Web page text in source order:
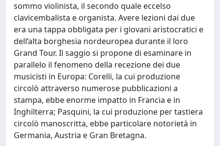
sommo violinista, il secondo quale eccelso
clavicembalista e organista. Avere lezioni dai due
era una tappa obbligata per i giovani aristocratici e
dell’alta borghesia nordeuropea durante il loro
Grand Tour. Il saggio si propone di esaminare in
parallelo il fenomeno della recezione dei due
musicisti in Europa: Corelli, la cui produzione
circolò attraverso numerose pubblicazioni a
stampa, ebbe enorme impatto in Francia e in
Inghilterra; Pasquini, la cui produzione per tastiera
circolò manoscritta, ebbe particolare notorietà in
Germania, Austria e Gran Bretagna.